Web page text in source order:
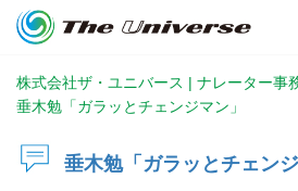
株式会社ザ・ユニバース | ナレーター事
垂木勉「ガラッとチェンジマン」
垂木勉「ガラッとチェンジ